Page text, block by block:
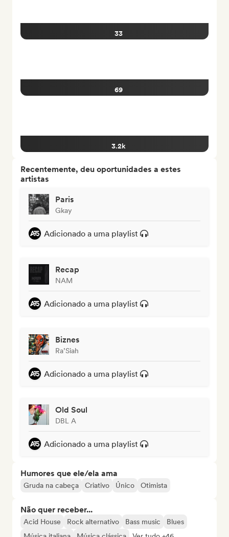
33
69
3.2k
Recentemente, deu oportunidades a estes
artistas
Paris
Gkay
Adicionado a uma playlist
Recap
NAM
Adicionado a uma playlist
Biznes
Ra’Siah
Adicionado a uma playlist
Old Soul
DBL A
Adicionado a uma playlist
Humores que ele/ela ama
Gruda na cabeça Criativo Único Otimista
Não quer receber...
Acid House Rock alternativo Bass music
Blues